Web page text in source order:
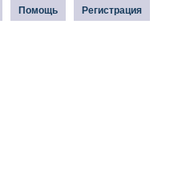
Регистрация
Помощь